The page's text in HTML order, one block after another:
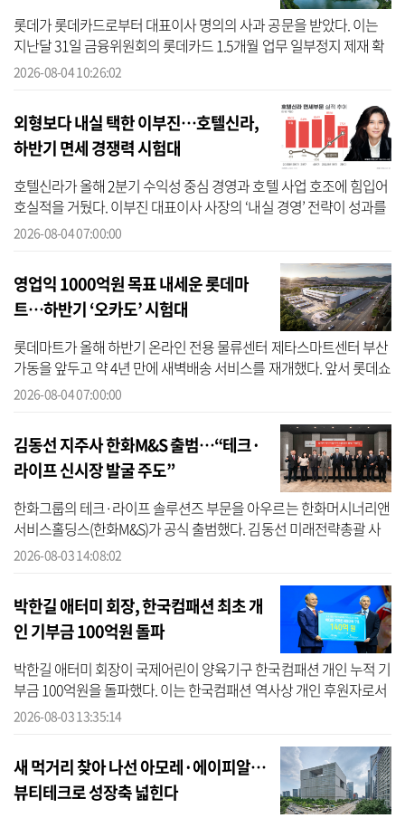
롯데가 롯데카드로부터 대표이사 명의의 사과 공문을 받았다. 이는
지난달 31일 금융위원회의 롯데카드 1.5개월 업무 일부정지 제재 확
정에 따른 것이다. 4일 롯데에 따르면 롯데카드는 공문에서 “이번 조
2026-08-04 10:26:02
외형보다 내실 택한 이부진…호텔신라,
하반기 면세 경쟁력 시험대
호텔신라가 올해 2분기 수익성 중심 경영과 호텔 사업 호조에 힘입어
호실적을 거뒀다. 이부진 대표이사 사장의 ‘내실 경영’ 전략이 성과를
냈다는 평가다. 다만 회사의 주력인 면세사업 회복세는 여전히 더뎌
2026-08-04 07:00:00
영업익 1000억원 목표 내세운 롯데마
트…하반기 ‘오카도’ 시험대
롯데마트가 올해 하반기 온라인 전용 물류센터 제타스마트센터 부산
가동을 앞두고 약 4년 만에 새벽배송 서비스를 재개했다. 앞서 롯데쇼
핑은 기업가치 제고 계획을 통해 올해 그로서리(국내 마트·슈퍼) 부
2026-08-04 07:00:00
김동선 지주사 한화M&S 출범…“테크·
라이프 신시장 발굴 주도”
한화그룹의 테크·라이프 솔루션즈 부문을 아우르는 한화머시너리앤
서비스홀딩스(한화M&S)가 공식 출범했다. 김동선 미래전략총괄 사
장은 신설 지주사를 앞세워 미래 먹거리 발굴과 사업 간 시너지 창출
2026-08-03 14:08:02
박한길 애터미 회장, 한국컴패션 최초 개
인 기부금 100억원 돌파
박한길 애터미 회장이 국제어린이 양육기구 한국컴패션 개인 누적 기
부금 100억원을 돌파했다. 이는 한국컴패션 역사상 개인 후원자로서
최초 기록이다. 3일 애터미에 따르면 박 회장은 2021년 10월 컴패션
2026-08-03 13:35:14
새 먹거리 찾아 나선 아모레·에이피알…
뷰티테크로 성장축 넓힌다